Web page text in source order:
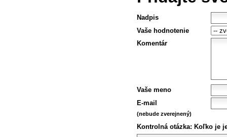
Nadpis
Vaše hodnotenie
Komentár
Vaše meno
E-mail
(nebude zverejnený)
Kontrolná otázka: Koľko je